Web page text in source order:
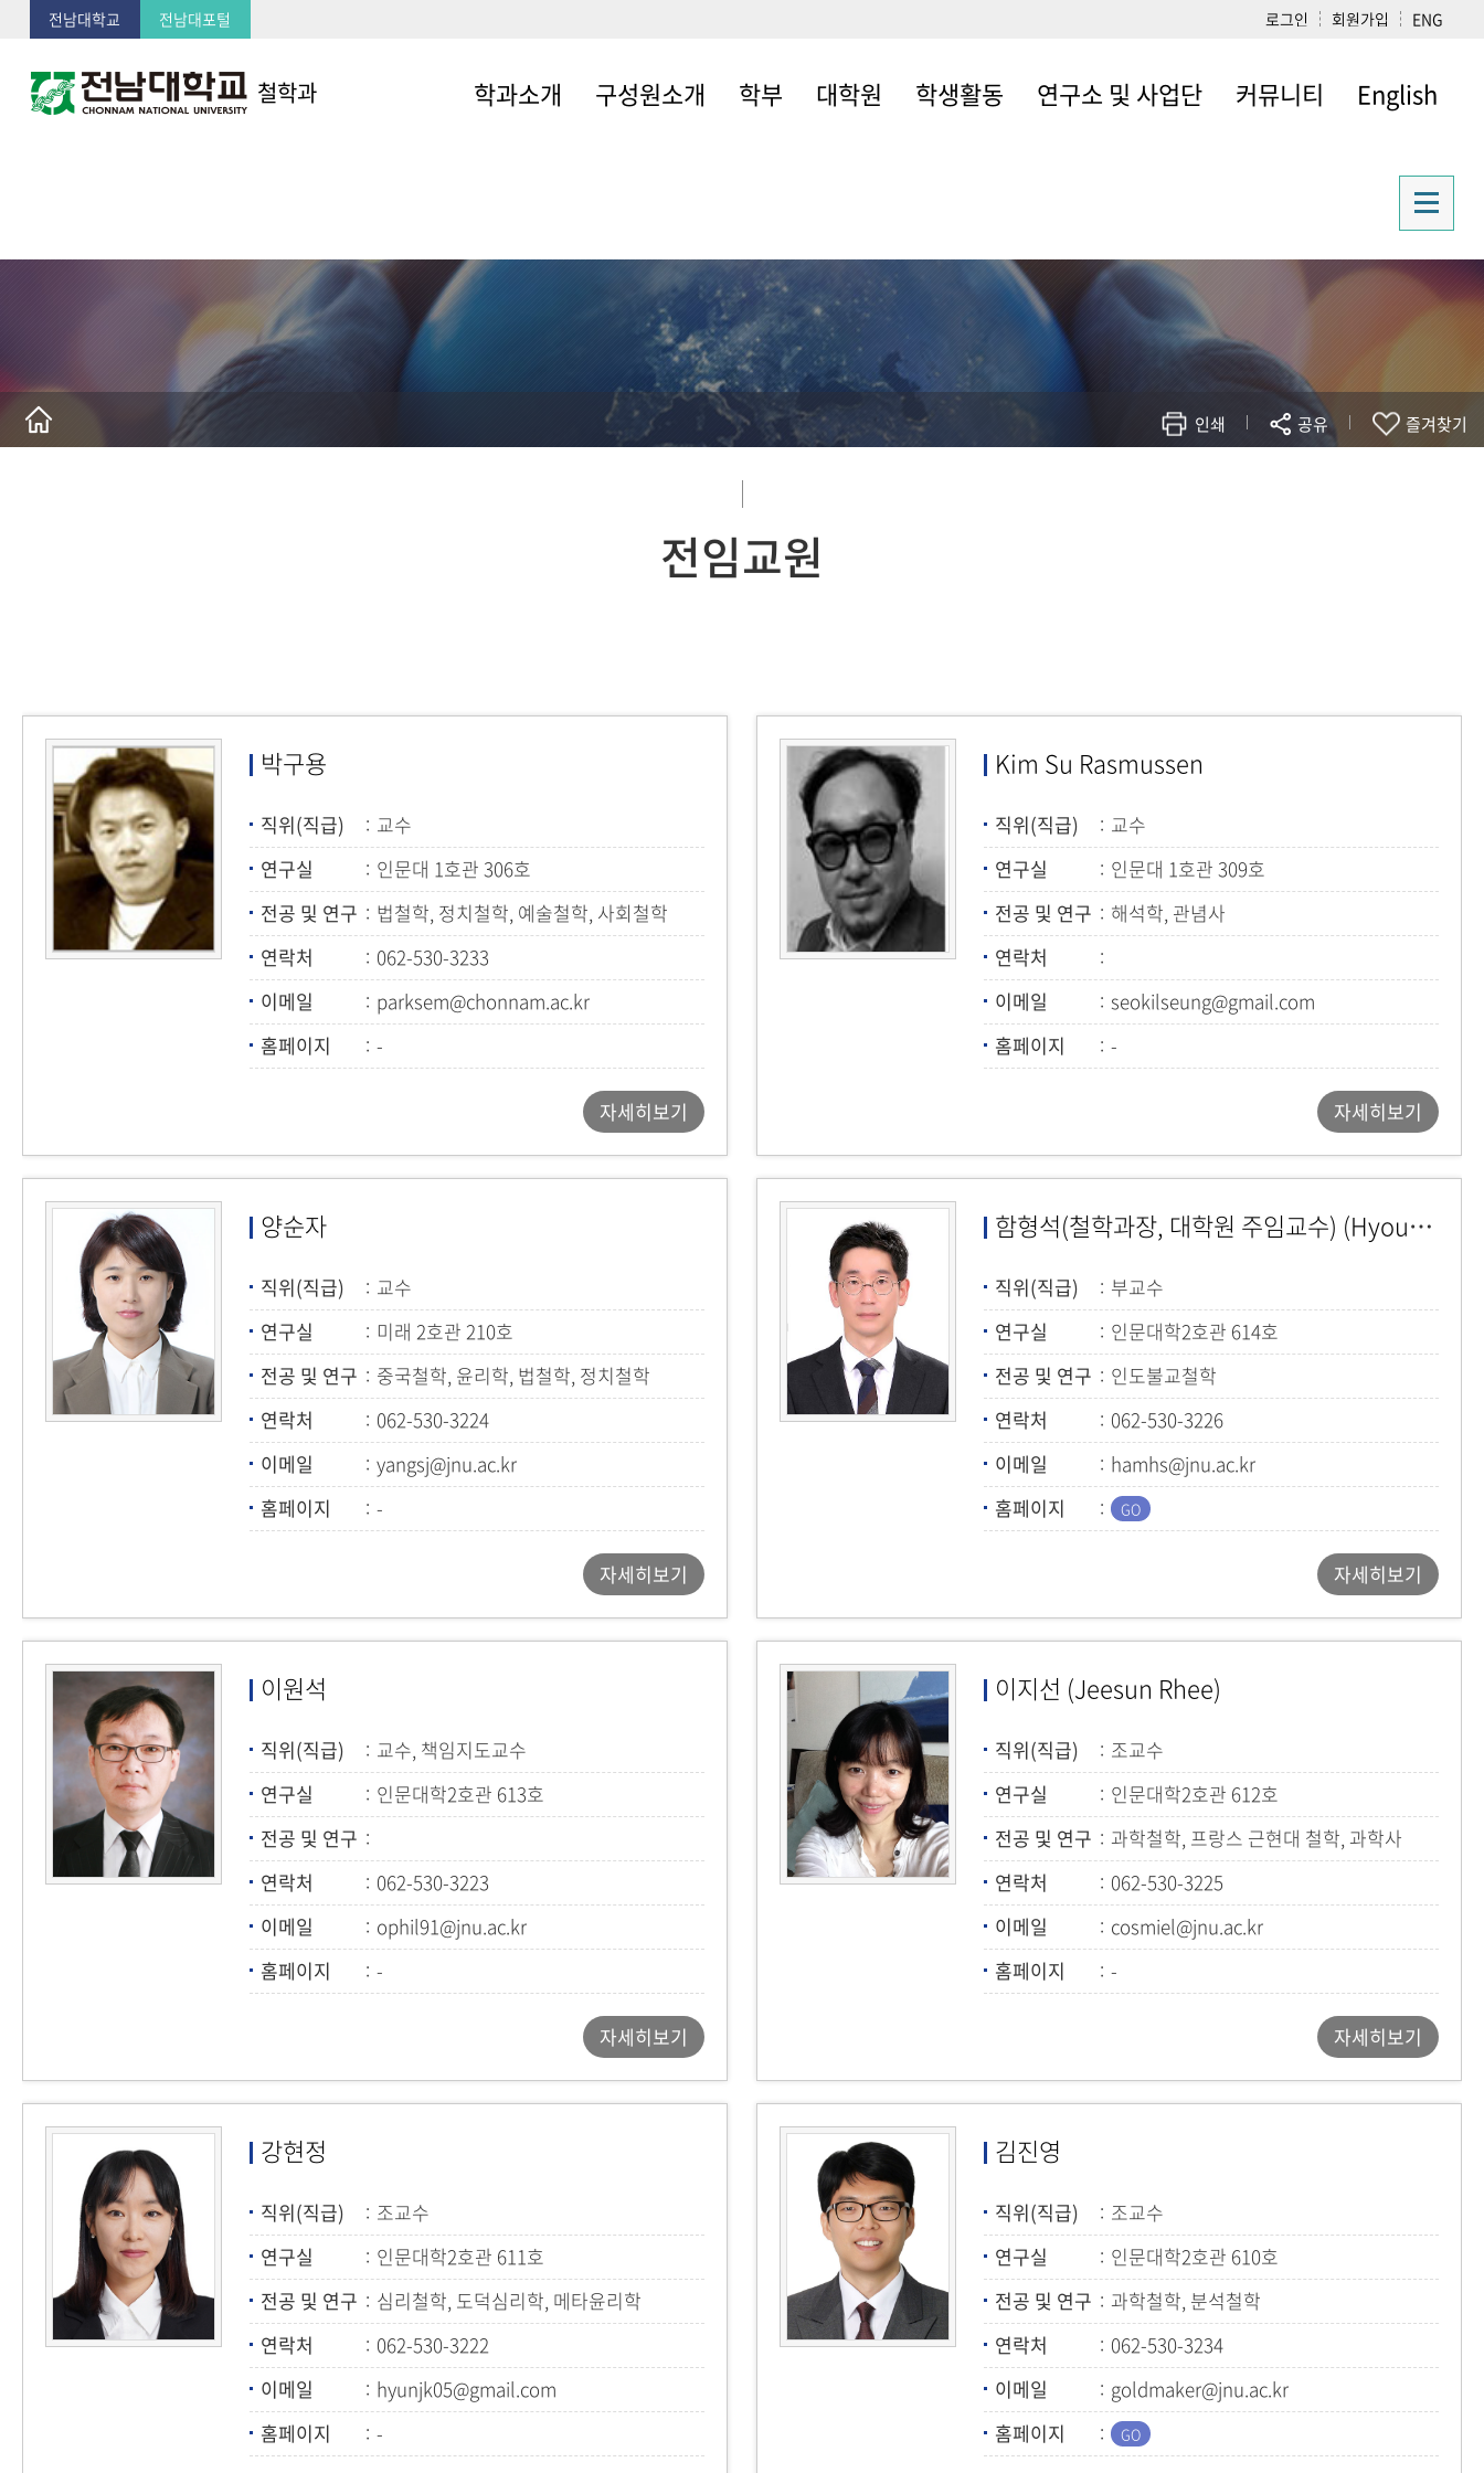
전남대학교 전남대포털 로그인 회원가입 ENG
철학과 학과소개 구성원소개
조교
학부
학과규정
학과서식모음
자료실
대학원 학생활동 연구소 및 사업단 커뮤니티
갤러리
English
Introduction
인쇄 공유 즐겨찾기
전임교원
박구용
직위(직급)
교수
연구실
인문대 1호관 306호
전공 및 연구
법철학, 정치철학, 예술철학, 사회철학
연락처
062-530-3233
이메일
parksem@chonnam.ac.kr
홈페이지
-
자세히보기
Kim Su Rasmussen
직위(직급)
교수
연구실
인문대 1호관 309호
전공 및 연구
해석학, 관념사
연락처
이메일
seokilseung@gmail.com
홈페이지
-
자세히보기
양순자
직위(직급)
교수
연구실
미래 2호관 210호
전공 및 연구
중국철학, 윤리학, 법철학, 정치철학
연락처
062-530-3224
이메일
yangsj@jnu.ac.kr
홈페이지
-
자세히보기
함형석(철학과장, 대학원 주임교수) (Hyoung Seok Ham)
직위(직급)
부교수
연구실
인문대학2호관 614호
전공 및 연구
인도불교철학
연락처
062-530-3226
이메일
hamhs@jnu.ac.kr
홈페이지
자세히보기
이원석
직위(직급)
교수, 책임지도교수
연구실
인문대학2호관 613호
전공 및 연구
연락처
062-530-3223
이메일
ophil91@jnu.ac.kr
홈페이지
-
자세히보기
이지선 (Jeesun Rhee)
직위(직급)
조교수
연구실
인문대학2호관 612호
전공 및 연구
과학철학, 프랑스 근현대 철학, 과학사
연락처
062-530-3225
이메일
cosmiel@jnu.ac.kr
홈페이지
-
자세히보기
강현정
직위(직급)
조교수
연구실
인문대학2호관 611호
전공 및 연구
심리철학, 도덕심리학, 메타윤리학
연락처
062-530-3222
이메일
hyunjk05@gmail.com
홈페이지
-
김진영
직위(직급)
조교수
연구실
인문대학2호관 610호
전공 및 연구
과학철학, 분석철학
연락처
062-530-3234
이메일
goldmaker@jnu.ac.kr
홈페이지